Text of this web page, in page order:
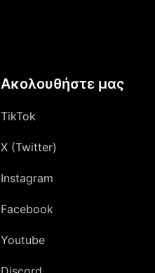
Ακολουθήστε μας
TikTok
X (Twitter)
Instagram
Facebook
Youtube